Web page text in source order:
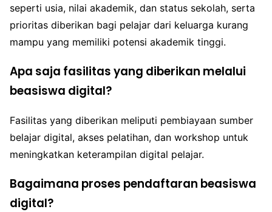
seperti usia, nilai akademik, dan status sekolah, serta
prioritas diberikan bagi pelajar dari keluarga kurang
mampu yang memiliki potensi akademik tinggi.
Apa saja fasilitas yang diberikan melalui
beasiswa digital?
Fasilitas yang diberikan meliputi pembiayaan sumber
belajar digital, akses pelatihan, dan workshop untuk
meningkatkan keterampilan digital pelajar.
Bagaimana proses pendaftaran beasiswa
digital?